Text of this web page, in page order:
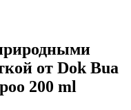
от Dok Bua
200 ml